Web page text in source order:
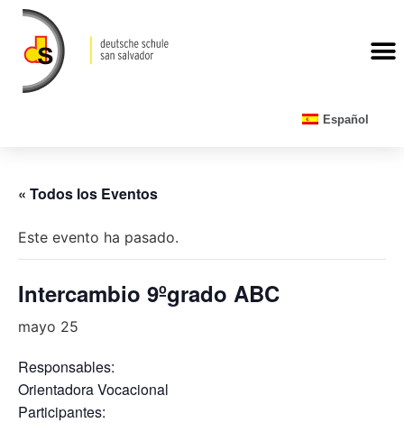
Español
« Todos los Eventos
Este evento ha pasado.
Intercambio 9ºgrado ABC
mayo 25
Responsables:
Orientadora Vocacional
Participantes: